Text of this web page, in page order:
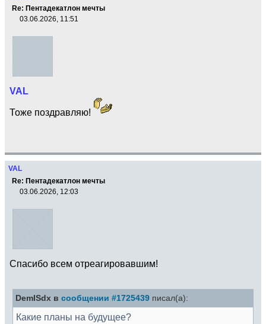
Re: Пентадекатлон мечты
03.06.2026, 11:51
VAL
Тоже поздравляю!
VAL
Re: Пентадекатлон мечты
03.06.2026, 12:03
Спасибо всем отреагировавшим!
DemISdx в сообщении #1725439 писал(а):
Какие планы на будущее?